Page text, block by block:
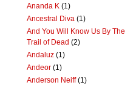
Ananda K (1)
Ancestral Diva (1)
And You Will Know Us By The
Trail of Dead (2)
Andaluz (1)
Andeor (1)
Anderson Neiff (1)